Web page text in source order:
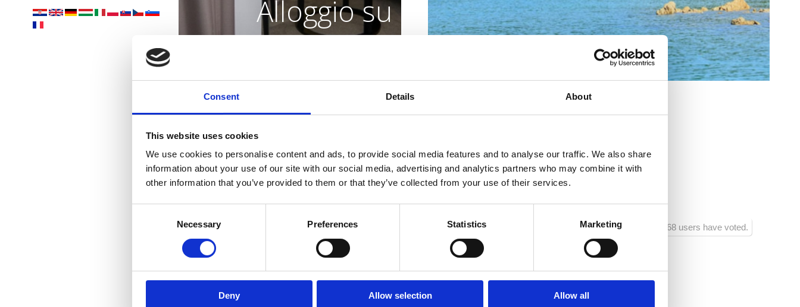
Consent Details About
This website uses cookies
We use cookies to personalise content and ads, to provide social media features and to analyse our traffic. We also share
information about your use of our site with our social media, advertising and analytics partners who may combine it with
other information that you’ve provided to them or that they’ve collected from your use of their services.
Necessary Preferences Statistics Marketing
Deny Allow selection Allow all
Località:Jadranovo
968 users have voted.
coppie
Alloggio su
misura per le
vostre
esigenze
DOVE SOGGIORNARE
OASI DELLA SALUTE